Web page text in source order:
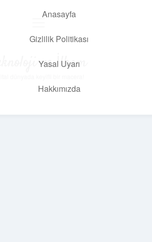
Anasayfa
Gizlilik Politikası
Yasal Uyarı
Hakkımızda
Teknoloji ve İlham